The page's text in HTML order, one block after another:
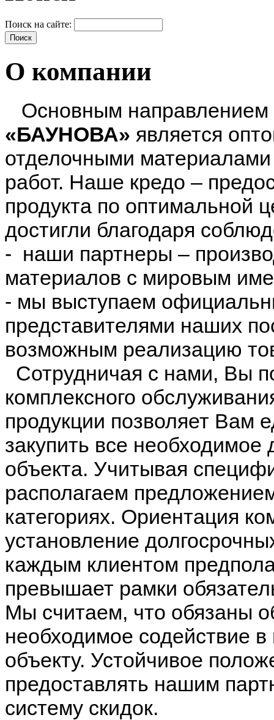
Поиск на сайте:
О компании
Основным направлением
«БАУНОВА» является
отделочными
работ. Наше кредо –
продукта по оптимальной
достигли благодаря
- наши партнеры –
материалов с мировым
- мы выступаем
представителями наших
возможным реализацию
Сотрудничая с нами, Вы
комплексного
продукции позволяет Вам
закупить все
объекта. Учитывая
располагаем
категориях. Ориентация
установление
каждым клиентом
превышает рамки
Мы считаем, что обязаны
необходимое содействие
объекту. Устойчивое
предоставлять нашим
систему скидок.